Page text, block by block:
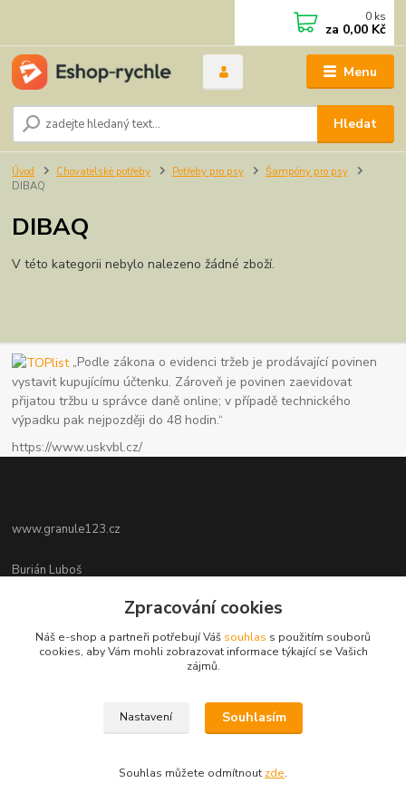
Menu
Hledat
0 ks
za 0,00 Kč
Úvod Chovatelské potřeby Potřeby pro psy
Šampóny pro psy
DIBAQ
DIBAQ
V této kategorii nebylo nalezeno žádné zboží.
„Podle zákona o evidenci tržeb je prodávající povinen
vystavit kupujícímu účtenku. Zároveň je povinen zaevidovat
přijatou tržbu u správce daně online; v případě technického
výpadku pak nejpozději do 48 hodin.“
https://www.uskvbl.cz/
www.granule123.cz
Burián Luboš
Ut - Pá 8:30 - 16:30, So 8:30 - 11:00
info@granule123.cz
Zpracování cookies
Náš e-shop a partneři potřebují Váš souhlas s použitím souborů
cookies, aby Vám mohli zobrazovat informace týkající se Vašich
zájmů.
Nastavení Souhlasím
Souhlas můžete odmítnout zde.